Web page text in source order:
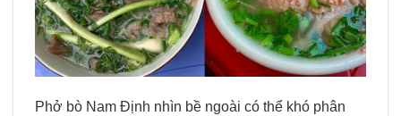
Phở bò Nam Định nhìn bề ngoài có thể khó phân